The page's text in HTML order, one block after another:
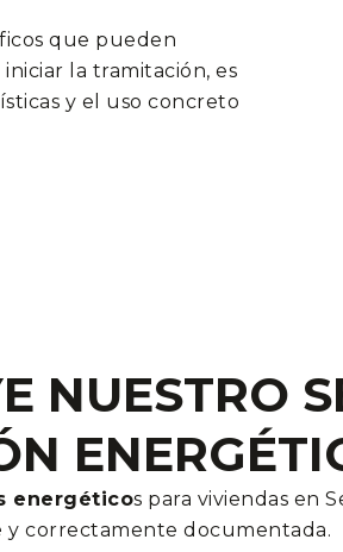
que pueden
la tramitación, es
y el uso concreto
NUESTRO
energéticos para viviendas en
y correctamente documentada.